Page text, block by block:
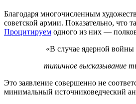
Благодаря многочисленным
советской армии. Показательно, что
Процитируем одного из них —
«В случае ядерной
типичное высказывание
Это заявление совершенно не
минимальный источниковедческий